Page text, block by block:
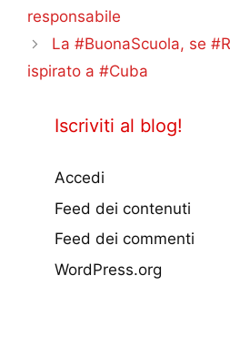
responsabile
La #BuonaScuola, se
ispirato a #Cuba
Iscriviti al blog!
Accedi
Feed dei contenuti
Feed dei commenti
WordPress.org